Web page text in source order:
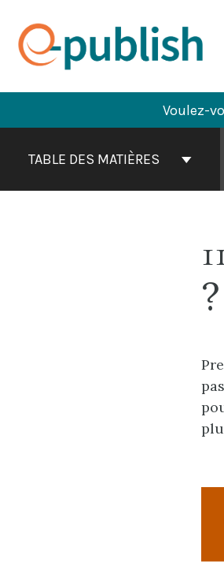
contenu
Voulez-
TABLE DES MATIÈRES
?